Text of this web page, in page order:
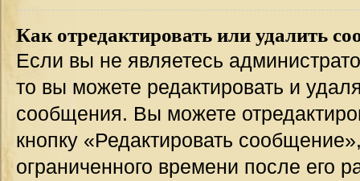
Как отредактировать или удалить
Если вы не являетесь
то вы можете редактировать и
сообщения. Вы можете
кнопку «Редактировать
ограниченного времени после его